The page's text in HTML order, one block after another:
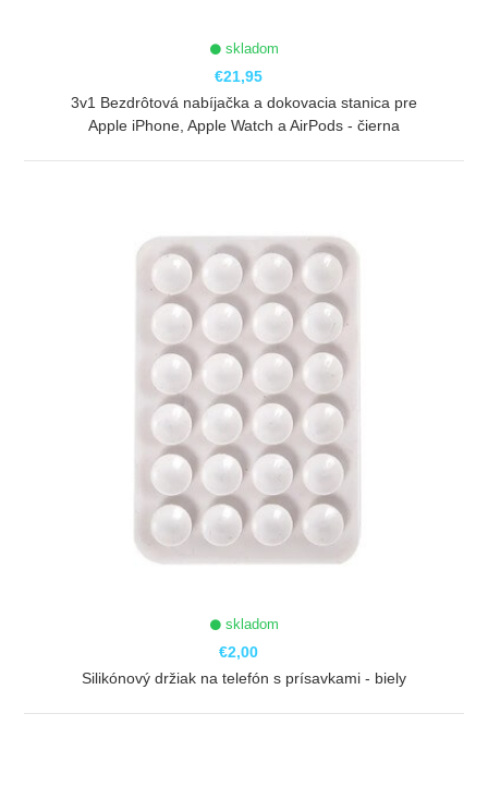
skladom
€21,95
3v1 Bezdrôtová nabíjačka a dokovacia stanica pre
Apple iPhone, Apple Watch a AirPods - čierna
skladom
€2,00
Silikónový držiak na telefón s prísavkami - biely